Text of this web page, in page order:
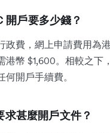
開戶要多少錢？
政費，網上申請費用為
港幣 $1,600。相較之下
開戶手續費。
求甚麼開戶文件？